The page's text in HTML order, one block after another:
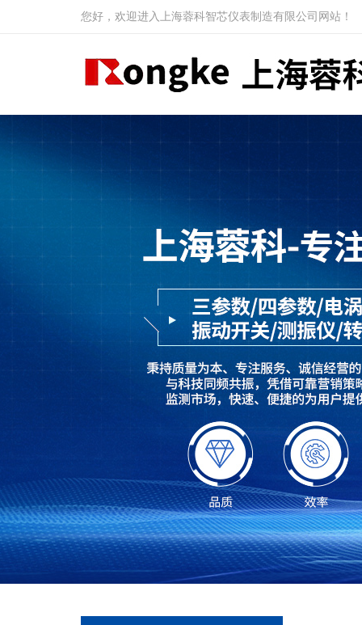
您好，欢迎进入上海蓉科智芯仪表制造有限公司网站！